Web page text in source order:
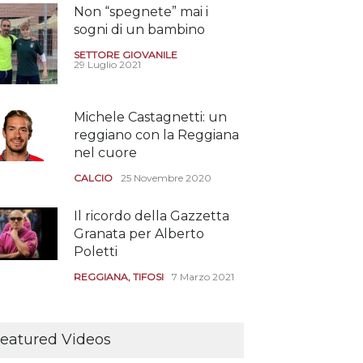
Non “spegnete” mai i
sogni di un bambino
SETTORE GIOVANILE
29 Luglio 2021
Michele Castagnetti: un
reggiano con la Reggiana
nel cuore
CALCIO 25 Novembre 2020
Il ricordo della Gazzetta
Granata per Alberto
Poletti
REGGIANA, TIFOSI 7 Marzo 2021
assistere agli allenamenti
Videos